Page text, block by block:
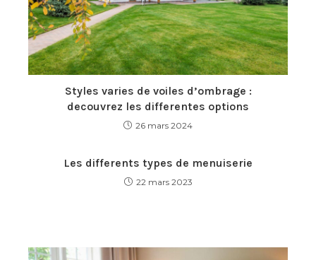
Styles varies de voiles d’ombrage :
decouvrez les differentes options
26 mars 2024
Les differents types de menuiserie
22 mars 2023